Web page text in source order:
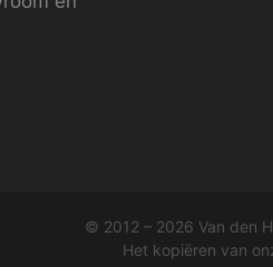
© 2012 – 2026 Van den
Het kopiëren van